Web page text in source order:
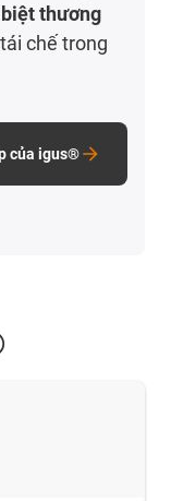
thương
chế trong
của igus®